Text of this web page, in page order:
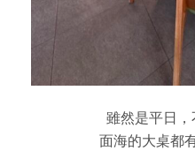
雖然是平日
面海的大桌都